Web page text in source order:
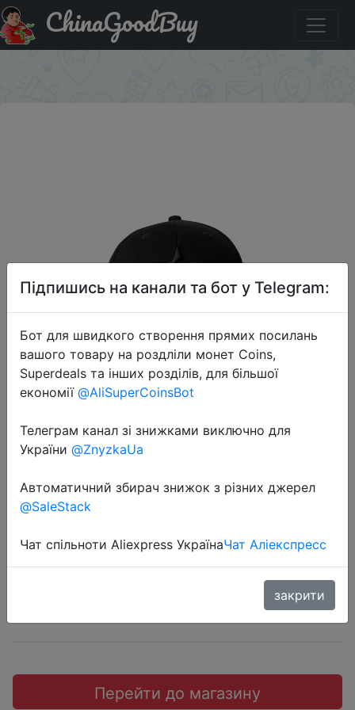
Придбати по акціи MI TS Кепки для женщины и
мужчины классическая мода
ChinaGoodBuy
2018-07-07
мужчины классическая мода
$10.99
Перейти до магазину
Підпишись на канали та бот у Telegram:
Бот для швидкого створення прямих посилань
вашого товару на роздліли монет Coins,
Superdeals та інших розділів, для більшої
економії @AliSuperCoinsBot
Телеграм канал зі знижками виключно для
України @ZnyzkaUa
Автоматичний збирач знижок з різних джерел
@SaleStack
Чат спільноти Aliexpress УкраїнаЧат Аліекспресс
закрити